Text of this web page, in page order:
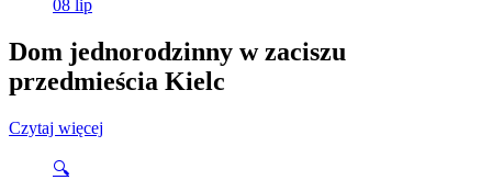
08 lip
Dom jednorodzinny w zaciszu
przedmieścia Kielc
Czytaj więcej
🔍